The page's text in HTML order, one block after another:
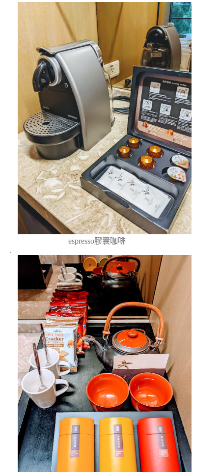
espresso膠囊咖啡
.